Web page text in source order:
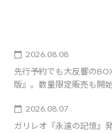
2026.08.08
先行予約でも大反響の
版』。数量限定販売も開始
2026.08.07
ガリレオ『永遠の記憶』